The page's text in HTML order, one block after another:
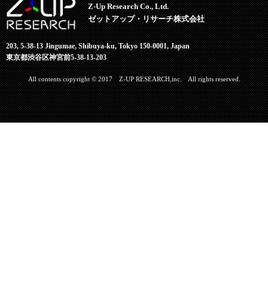
Z-Up Research Co., Ltd.
ゼットアップ・リサーチ株式会社
203, 5-38-13 Jingumae, Shibuya-ku, Tokyo 150-0001, Japan
東京都渋谷区神宮前5-38-13-203
All contents copyright © 2017 Z-UP RESEARCH,inc. All rights reserved.